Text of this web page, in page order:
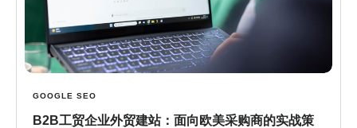
GOOGLE SEO
B2B工贸企业外贸建站：面向欧美采购商的实战策